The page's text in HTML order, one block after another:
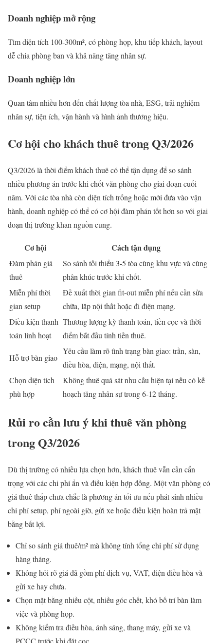
Doanh nghiệp mở rộng
Tìm diện tích 100-300m², có phòng họp, khu tiếp khách, layout
dễ chia phòng ban và khả năng tăng nhân sự.
Doanh nghiệp lớn
Quan tâm nhiều hơn đến chất lượng tòa nhà, ESG, trải nghiệm
nhân sự, tiện ích, vận hành và hình ảnh thương hiệu.
Cơ hội cho khách thuê trong Q3/2026
Q3/2026 là thời điểm khách thuê có thể tận dụng để so sánh
nhiều phương án trước khi chốt văn phòng cho giai đoạn cuối
năm. Với các tòa nhà còn diện tích trống hoặc mới đưa vào vận
hành, doanh nghiệp có thể có cơ hội đàm phán tốt hơn so với giai
đoạn thị trường khan nguồn cung.
Cơ hội Cách tận dụng
Đàm phán giá
thuê
So sánh tối thiểu 3-5 tòa cùng khu vực và cùng
phân khúc trước khi chốt.
Miễn phí thời
gian setup
Đề xuất thời gian fit-out miễn phí nếu cần sửa
chữa, lắp nội thất hoặc đi điện mạng.
Điều kiện thanh
toán linh hoạt
Thương lượng kỳ thanh toán, tiền cọc và thời
điểm bắt đầu tính tiền thuê.
Hỗ trợ bàn giao
Yêu cầu làm rõ tình trạng bàn giao: trần, sàn,
điều hòa, điện, mạng, nội thất.
Chọn diện tích
phù hợp
Không thuê quá sát nhu cầu hiện tại nếu có kế
hoạch tăng nhân sự trong 6-12 tháng.
Rủi ro cần lưu ý khi thuê văn phòng
trong Q3/2026
Dù thị trường có nhiều lựa chọn hơn, khách thuê vẫn cần cẩn
trọng với các chi phí ẩn và điều kiện hợp đồng. Một văn phòng có
giá thuê thấp chưa chắc là phương án tối ưu nếu phát sinh nhiều
chi phí setup, phí ngoài giờ, gửi xe hoặc điều kiện hoàn trả mặt
bằng bất lợi.
Chỉ so sánh giá thuê/m² mà không tính tổng chi phí sử dụng
hàng tháng.
Không hỏi rõ giá đã gồm phí dịch vụ, VAT, điện điều hòa và
gửi xe hay chưa.
Chọn mặt bằng nhiều cột, nhiều góc chết, khó bố trí bàn làm
việc và phòng họp.
Không kiểm tra điều hòa, ánh sáng, thang máy, gửi xe và
PCCC trước khi đặt cọc.